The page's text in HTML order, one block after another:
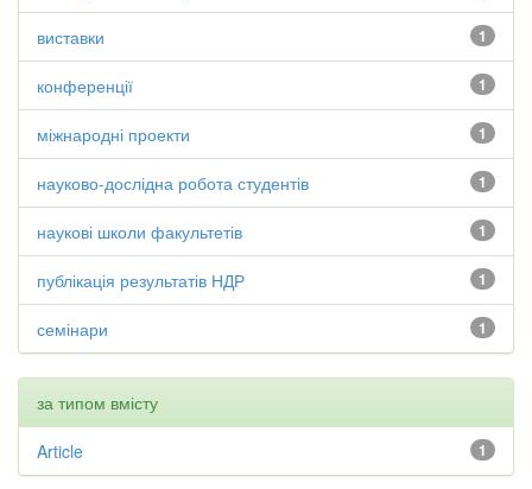
1
виставки
1
конференції
1
міжнародні проекти
1
науково-дослідна робота студентів
1
наукові школи факультетів
1
публікація результатів НДР
1
семінари
за типом вмісту
1
Article